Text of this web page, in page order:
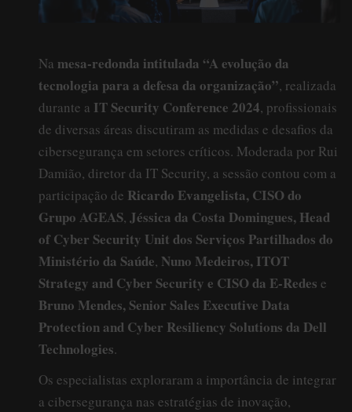
Na mesa-redonda intitulada “A evolução da
tecnologia para a defesa da organização”, realizada
durante a IT Security Conference 2024, profissionais
de diversas áreas discutiram as medidas e desafios da
cibersegurança em setores críticos. Moderada por Rui
Damião, diretor da IT Security, a sessão contou com a
participação de Ricardo Evangelista, CISO do
Grupo AGEAS, Jéssica da Costa Domingues, Head
of Cyber Security Unit dos Serviços Partilhados do
Ministério da Saúde, Nuno Medeiros, ITOT
Strategy and Cyber Security e CISO da E-Redes e
Bruno Mendes, Senior Sales Executive Data
Protection and Cyber Resiliency Solutions da Dell
Technologies.
Os especialistas exploraram a importância de integrar
a cibersegurança nas estratégias de inovação,